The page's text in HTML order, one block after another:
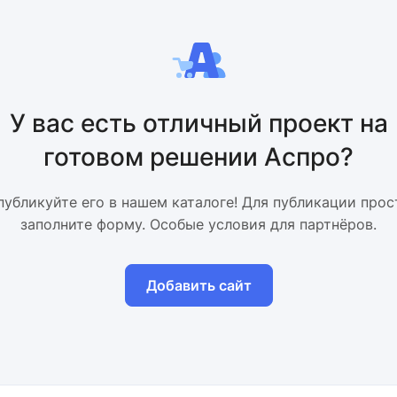
У вас есть отличный проект на
готовом решении Аспро?
его в нашем каталоге! Для публикации
заполните форму. Особые условия для партнёров.
Добавить сайт